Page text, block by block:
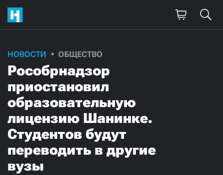
НОВОСТИ ОБЩЕСТВО
Рособрнадзор
приостановил
образовательную
лицензию Шанинке.
Студентов будут
переводить в другие
вузы